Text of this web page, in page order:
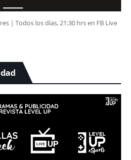
| Todos los días, 21:30 hrs en FB Live